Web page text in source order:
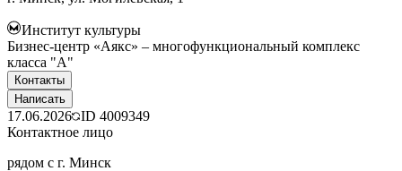
Институт культуры
Бизнес-центр «Аякс» – многофункциональный комплекс
класса "А"
Контакты
Написать
17.06.2026 ID 4009349
Контактное лицо
рядом с г. Минск